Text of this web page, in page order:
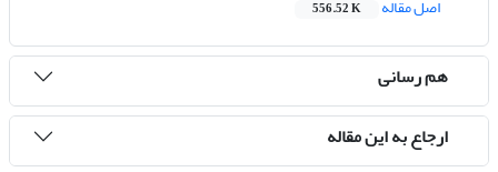
اصل مقاله
556.52 K
هم رسانی
ارجاع به این مقاله